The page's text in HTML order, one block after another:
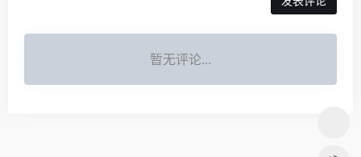
暂无评论...